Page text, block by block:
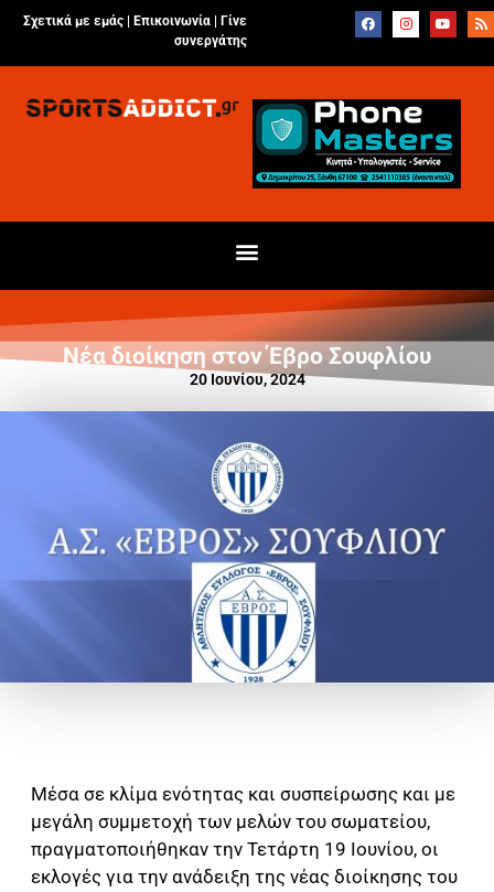
Σχετικά με εμάς | Επικοινωνία
Γίνε
συνεργάτης
Νέα διοίκηση στον Έβρο Σουφλίου
20 Ιουνίου, 2024
Μέσα σε κλίμα ενότητας και συσπείρωσης και με
μεγάλη συμμετοχή των μελών του σωματείου,
πραγματοποιήθηκαν την Τετάρτη 19 Ιουνίου, οι
εκλογές για την ανάδειξη της νέας διοίκησης του